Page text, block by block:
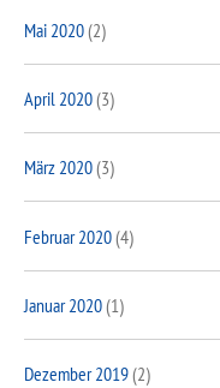
Mai 2020(2)
April 2020(3)
März 2020(3)
Februar 2020(4)
Januar 2020(1)
Dezember 2019(2)